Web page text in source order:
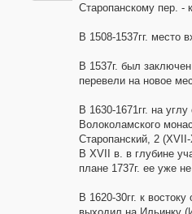
Старопанскому пер. -
В 1508-1537гг. место
В 1537г. был
перевели на новое
В 1630-1671гг. на
Волоколамского
Старопанский, 2
В XVII в. в глубине
плане 1737г. ее уже
В 1620-30гг. к